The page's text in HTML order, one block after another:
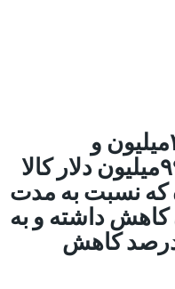
تا پایان تابستان امسال ۲میلیون و
۵۱۶هزارتن به ارزش ۹۹۹میلیون دلار کالا
که نسبت به مدت
وزن کاهش داشته و به
ارزشی حدود ۱۰ درصد کاهش